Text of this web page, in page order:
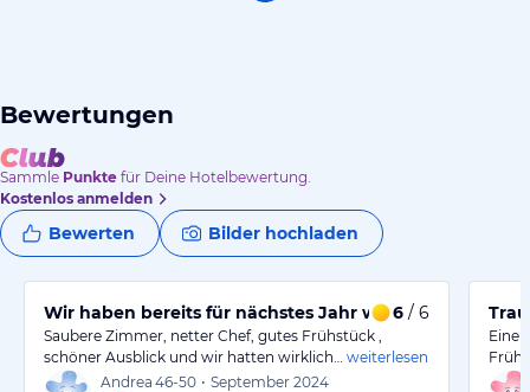
Bewertungen
Sammle Punkte für Deine Hotelbewertung.
Kostenlos anmelden
Bewerten Bilder hochladen
Wir haben bereits für nächstes Jahr wieder gebucht
6 / 6
Saubere Zimmer, netter Chef, gutes Frühstück ,
schöner Ausblick und wir hatten wirklich…
weiterlesen
Andrea 46-50 • September 2024
Eine